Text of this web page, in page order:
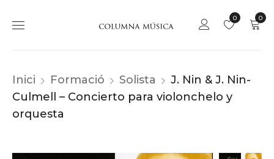
0
0
Inici Formació Solista
J. Nin & J. Nin-
Culmell – Concierto para violonchelo y
orquesta